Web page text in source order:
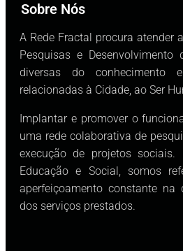
Sobre Nós
A Rede Fractal procura atender
Pesquisas e
diversas do conhecimento
relacionadas à Cidade, ao Ser
Implantar e promover o
uma rede colaborativa de
execução de projetos sociais.
Educação e Social, somos
aperfeiçoamento constante na
dos serviços prestados.